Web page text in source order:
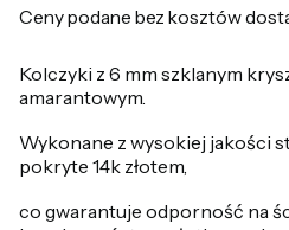
Ceny podane bez kosztów
Kolczyki z 6 mm szklanym
amarantowym.
Wykonane z wysokiej jakości
pokryte 14k złotem,
co gwarantuje odporność na